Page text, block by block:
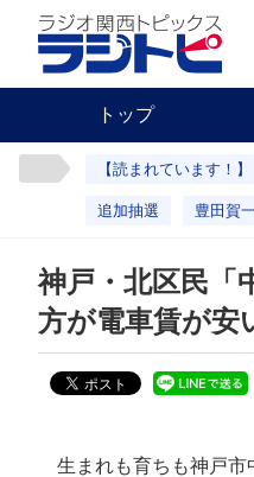
トップ
【読まれています！】
追加抽選 豊田賀
神戸・北区民
方が電車賃が安
生まれも育ちも神戸市